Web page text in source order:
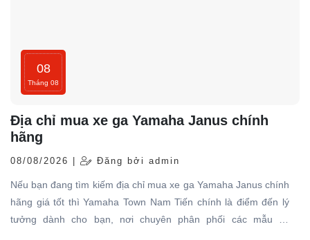
08
Tháng 08
Địa chỉ mua xe ga Yamaha Janus chính
hãng
08/08/2026 | Đăng bởi admin
Nếu bạn đang tìm kiếm địa chỉ mua xe ga Yamaha Janus chính
hãng giá tốt thì Yamaha Town Nam Tiến chính là điểm đến lý
tưởng dành cho bạn, nơi chuyên phân phối các mẫu xe